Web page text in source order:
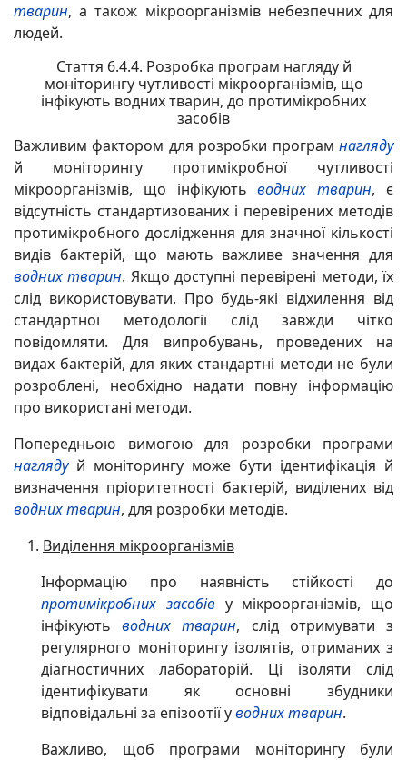
тварин, а також мікроорганізмів небезпечних для
людей.
Стаття 6.4.4. Розробка програм нагляду й
моніторингу чутливості мікроорганізмів, що
інфікують водних тварин, до протимікробних
засобів
Важливим фактором для розробки програм нагляду
й моніторингу протимікробної чутливості
мікроорганізмів, що інфікуютьводних тварин, є
відсутність стандартизованих і перевірених методів
протимікробного дослідження для значної кількості
видів бактерій, що мають важливе значення для
водних тварин. Якщо доступні перевірені методи, їх
слід використовувати. Про будь-які відхилення від
стандартної методології слід завжди чітко
повідомляти. Для випробувань, проведених на
видах бактерій, для яких стандартні методи не були
розроблені, необхідно надати повну інформацію
про використані методи.
Попередньою вимогою для розробки програми
наглядуй моніторингу може бути ідентифікація й
визначення пріоритетності бактерій, виділених від
водних тварин, для розробки методів.
Виділення мікроорганізмів
Інформацію про наявність стійкості до
протимікробних засобіву мікроорганізмів, що
інфікуютьводних тварин, слід отримувати з
регулярного моніторингу ізолятів, отриманих з
діагностичних лабораторій. Ці ізоляти слід
ідентифікувати як основні збудники
відповідальні за епізоотії уводних тварин.
Важливо, щоб програми моніторингу були